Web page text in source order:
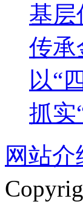
基层
传承
以“
抓实
网站介